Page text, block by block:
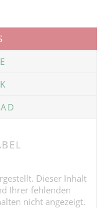
Dieser Inhalt
Ihrer fehlenden
nicht angezeigt.